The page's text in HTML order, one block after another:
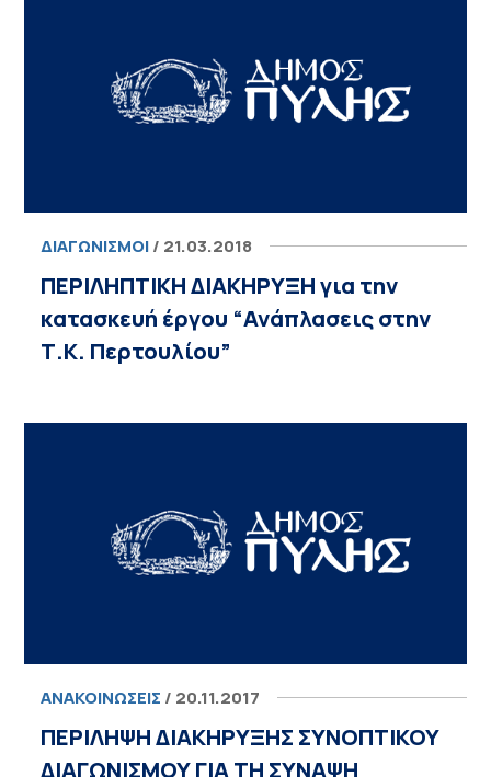
ΔΙΑΓΩΝΙΣΜΟΊ/ 21.03.2018
ΠΕΡΙΛΗΠΤΙΚΗ ΔΙΑΚΗΡΥΞΗ για την
κατασκευή έργου “Ανάπλασεις στην
Τ.Κ. Περτουλίου”
ΑΝΑΚΟΙΝΏΣΕΙΣ / 20.11.2017
ΠΕΡΙΛΗΨΗ ΔΙΑΚΗΡΥΞΗΣ ΣΥΝΟΠΤΙΚΟΥ
ΔΙΑΓΩΝΙΣΜΟΥ ΓΙΑ ΤΗ ΣΥΝΑΨΗ